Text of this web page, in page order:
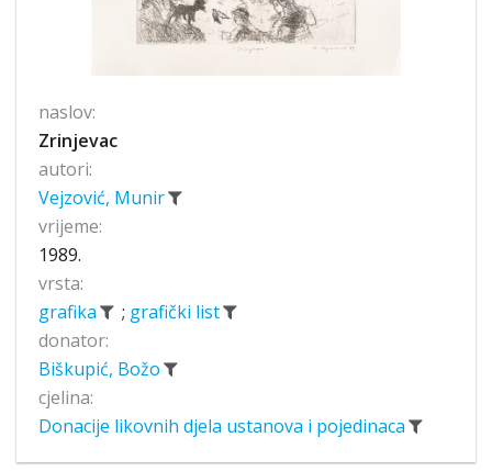
naslov:
Zrinjevac
autori:
Vejzović, Munir
vrijeme:
1989.
vrsta:
grafika
; grafički list
donator:
Biškupić, Božo
cjelina:
Donacije likovnih djela ustanova i pojedinaca